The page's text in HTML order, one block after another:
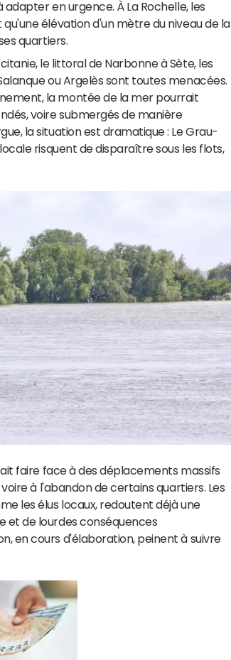
en urgence. À La Rochelle, les
élévation d'un mètre du niveau de la
quartiers.
le littoral de Narbonne à Sète, les
ou Argelès sont toutes menacées.
la montée de la mer pourrait
voire submergés de manière
la situation est dramatique : Le Grau-
risquent de disparaître sous les flots,
faire face à des déplacements massifs
à l'abandon de certains quartiers. Les
les élus locaux, redoutent déjà une
et de lourdes conséquences
en cours d'élaboration, peinent à suivre